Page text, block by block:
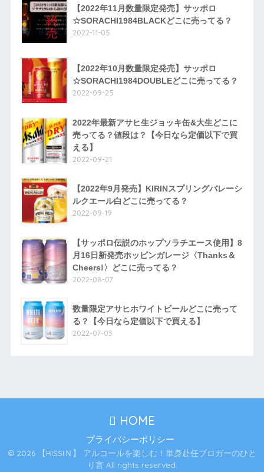
【2022年11月数量限定発売】サッポロ
☆SORACHI1984BLACKどこに売ってる？
2022-11-05
【2022年10月数量限定発売】サッポロ
☆SORACHI1984DOUBLEどこに売ってる？
2022-09-25
2022年最新アサヒ生ジョッキ缶&大生どこに
売ってる？値段は？【今日なら定価以下で買
える】
2022-09-21
【2022年9月発売】KIRINスプリングバレーシ
ルクエール白どこに売ってる？
2022-09-19
【サッポロ伝説のホップソラチエース使用】8
月16日新発売ホッピンガレージ〈Thanks＆
Cheers!〉どこに売ってる？
2022-08-07
数量限定アサヒホワイトビールどこに売って
る？【今日なら定価以下で買える】
2022-07-03
HOME
プライバシーポリシー
© 2026 【RISSIＮ】 アルコールを楽しむ！単身赴任ブロガーのひと
り言 All rights reserved.